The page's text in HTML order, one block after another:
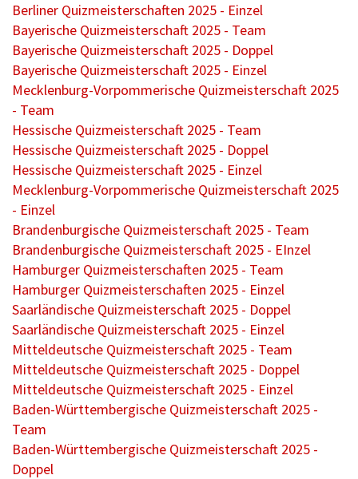
Berliner Quizmeisterschaften 2025 - Einzel
Bayerische Quizmeisterschaft 2025 - Team
Bayerische Quizmeisterschaft 2025 - Doppel
Bayerische Quizmeisterschaft 2025 - Einzel
Mecklenburg-Vorpommerische Quizmeisterschaft 2025
- Team
Hessische Quizmeisterschaft 2025 - Team
Hessische Quizmeisterschaft 2025 - Doppel
Hessische Quizmeisterschaft 2025 - Einzel
Mecklenburg-Vorpommerische Quizmeisterschaft 2025
- Einzel
Brandenburgische Quizmeisterschaft 2025 - Team
Brandenburgische Quizmeisterschaft 2025 - EInzel
Hamburger Quizmeisterschaften 2025 - Team
Hamburger Quizmeisterschaften 2025 - Einzel
Saarländische Quizmeisterschaft 2025 - Doppel
Saarländische Quizmeisterschaft 2025 - Einzel
Mitteldeutsche Quizmeisterschaft 2025 - Team
Mitteldeutsche Quizmeisterschaft 2025 - Doppel
Mitteldeutsche Quizmeisterschaft 2025 - Einzel
Baden-Württembergische Quizmeisterschaft 2025 -
Team
Baden-Württembergische Quizmeisterschaft 2025 -
Doppel